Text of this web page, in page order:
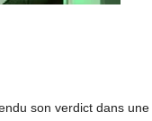
son verdict dans